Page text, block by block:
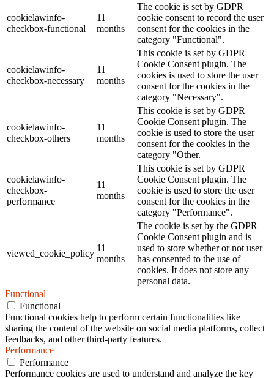
cookielawinfo-
checkbox-functional
11
months
The cookie is set by GDPR
cookie consent to record the user
consent for the cookies in the
category "Functional".
cookielawinfo-
checkbox-necessary
11
months
This cookie is set by GDPR
Cookie Consent plugin. The
cookies is used to store the user
consent for the cookies in the
category "Necessary".
cookielawinfo-
checkbox-others
11
months
This cookie is set by GDPR
Cookie Consent plugin. The
cookie is used to store the user
consent for the cookies in the
category "Other.
cookielawinfo-
checkbox-
performance
11
months
This cookie is set by GDPR
Cookie Consent plugin. The
cookie is used to store the user
consent for the cookies in the
category "Performance".
viewed_cookie_policy
11
months
The cookie is set by the GDPR
Cookie Consent plugin and is
used to store whether or not user
has consented to the use of
cookies. It does not store any
personal data.
Functional
Functional
Functional cookies help to perform certain functionalities like
sharing the content of the website on social media platforms, collect
feedbacks, and other third-party features.
Performance
Performance
Performance cookies are used to understand and analyze the key